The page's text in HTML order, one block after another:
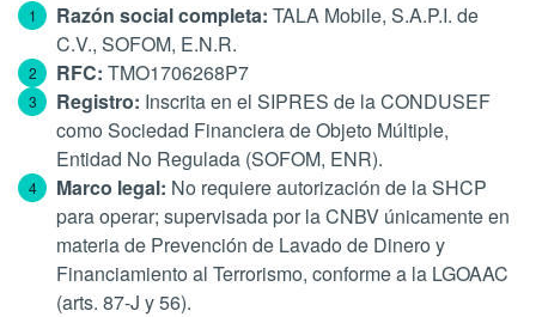
Razón social completa: TALA Mobile, S.A.P.I. de
C.V., SOFOM, E.N.R.
RFC: TMO1706268P7
Registro: Inscrita en el SIPRES de la CONDUSEF
como Sociedad Financiera de Objeto Múltiple,
Entidad No Regulada (SOFOM, ENR).
Marco legal: No requiere autorización de la SHCP
para operar; supervisada por la CNBV únicamente en
materia de Prevención de Lavado de Dinero y
Financiamiento al Terrorismo, conforme a la LGOAAC
(arts. 87-J y 56).